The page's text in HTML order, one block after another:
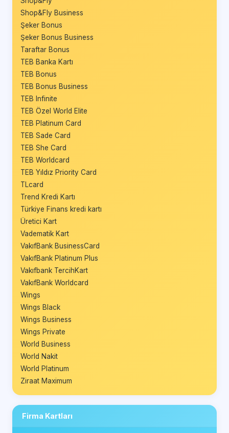
Shop&Fly Business
Şeker Bonus
Şeker Bonus Business
Taraftar Bonus
TEB Banka Kartı
TEB Bonus
TEB Bonus Business
TEB Infinite
TEB Özel World Elite
TEB Platinum Card
TEB Sade Card
TEB She Card
TEB Worldcard
TEB Yıldız Priority Card
TLcard
Trend Kredi Kartı
Türkiye Finans kredi kartı
Üretici Kart
Vadematik Kart
VakıfBank BusinessCard
VakıfBank Platinum Plus
Vakıfbank TercihKart
VakıfBank Worldcard
Wings
Wings Black
Wings Business
Wings Private
World Business
World Nakit
World Platinum
Ziraat Maximum
Firma Kartları